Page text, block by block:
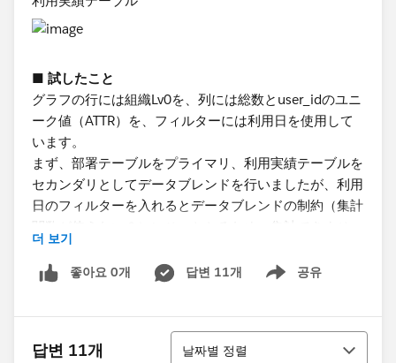
■ 試したこと
グラフの行には組織Lv0を、列には総数とuser_idのユニ
ーク値（ATTR）を、フィルターには利用日を使用して
います。
まず、部署テーブルをプライマリ、利用実績テーブルを
セカンダリとしてデータブレンドを行いましたが、利用
日のフィルターを入れるとデータブレンドの制約（集計
関数が使えない？）にひっかかるため、集計できませ
ん。
次に、テーブルを逆にしてデータブレンドしたのです
利用データがない項目は利用者数を0として集計したい
です。
더 보기
좋아요 0개 답변 11개 공유
Show menu
답변 11개
정렬
날짜별 정렬